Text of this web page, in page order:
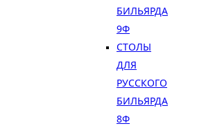
БИЛЬЯРДА
9Ф
СТОЛЫ
ДЛЯ
РУССКОГО
БИЛЬЯРДА
8Ф